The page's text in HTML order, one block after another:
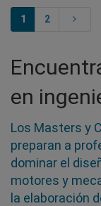
1 2
en
Los Masters y
preparan a
dominar el
motores y
la elaboración